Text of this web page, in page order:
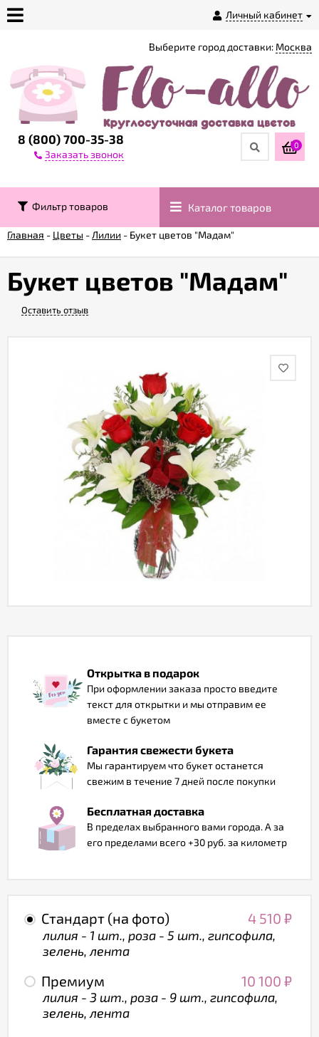
Личный кабинет
магазине
Доставка
Контакты
Гарантии
8 (800) 700-35-38
Заказать звонок
Выберите город доставки: Москва
0
Фильтр товаров Каталог товаров
Главная - Цветы -Лилии - Букет цветов "Мадам"
Букет цветов "Мадам"
Оставить отзыв
Открытка в подарок
При оформлении заказа просто введите
текст для открытки и мы отправим ее
вместе с букетом
Гарантия свежести букета
Мы гарантируем что букет останется
свежим в течение 7 дней после покупки
Бесплатная доставка
В пределах выбранного вами города. А за
его пределами всего +30 руб. за километр
Стандарт (на фото) 4 510 ₽
лилия - 1 шт., роза - 5 шт., гипсофила,
зелень, лента
Премиум 10 100 ₽
лилия - 3 шт., роза - 9 шт., гипсофила,
зелень, лента